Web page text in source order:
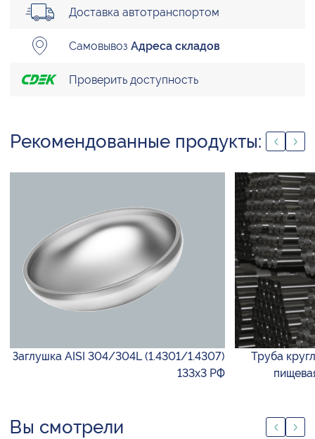
Доставка автотранспортом
Самовывоз Адреса складов
Проверить доступность
Рекомендованные продукты:
Заглушка AISI 304/304L (1.4301/1.4307)
133х3 РФ
Труба
Вы смотрели